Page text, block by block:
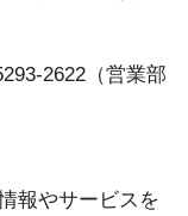
2622（営業部
報やサービスを